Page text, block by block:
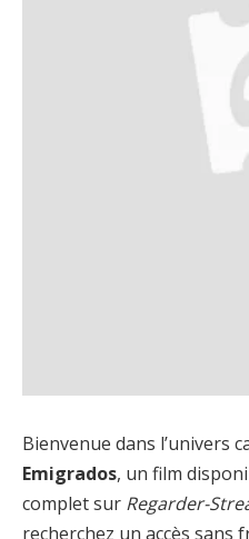
Bienvenue dans l’univers
Emigrados, un film
complet sur Regarder-
recherchez un accès sans